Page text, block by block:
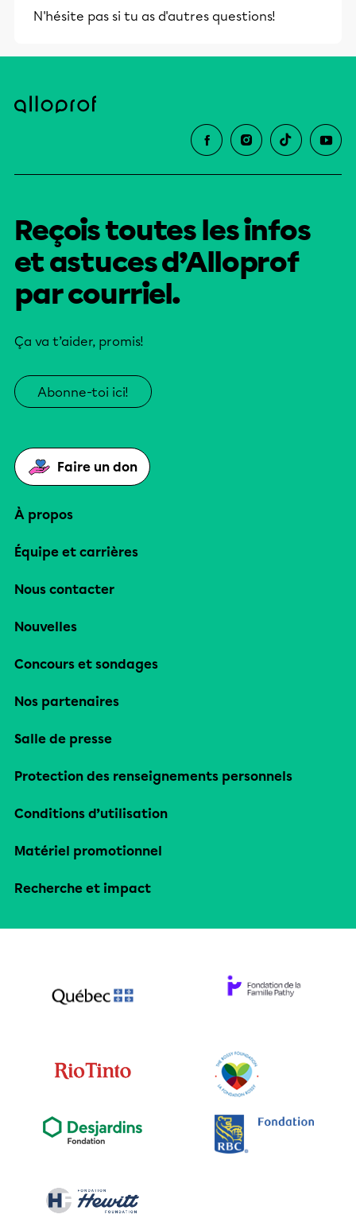
éducative.
N'hésite pas si tu as d'autres questions!
Reçois toutes les infos
et astuces d’Alloprof
par courriel.
Ça va t’aider, promis!
Abonne-toi ici!
Faire un don
À propos
Équipe et carrières
Nous contacter
Nouvelles
Concours et sondages
Nos partenaires
Salle de presse
Protection des renseignements personnels
Conditions d’utilisation
Matériel promotionnel
Recherche et impact